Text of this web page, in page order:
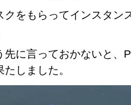
クをもらってインスタン
先に言っておかないと、
たしました。